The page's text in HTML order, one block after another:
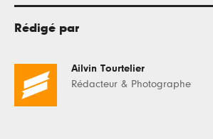
Rédigé par
Ailvin Tourtelier
Rédacteur & Photographe